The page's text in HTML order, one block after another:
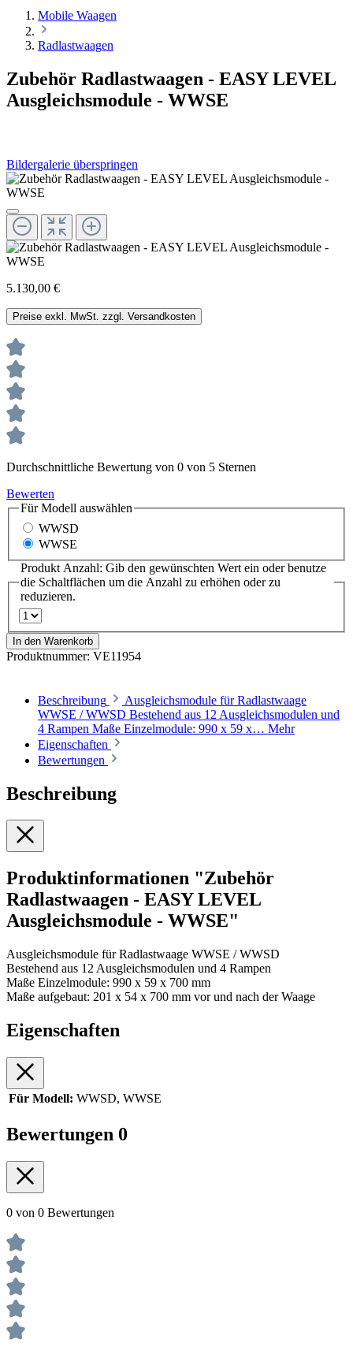
Mobile Waagen
Radlastwaagen
Zubehör Radlastwaagen - EASY LEVEL
Ausgleichsmodule - WWSE
Bildergalerie überspringen
5.130,00 €
Preise exkl. MwSt. zzgl. Versandkosten
Durchschnittliche Bewertung von 0 von 5 Sternen
Bewerten
Für Modell auswählen
WWSD
WWSE
Produkt Anzahl: Gib den gewünschten Wert ein oder benutze
die Schaltflächen um die Anzahl zu erhöhen oder zu
reduzieren.
In den Warenkorb
Produktnummer: VE11954
Beschreibung
Ausgleichsmodule für Radlastwaage
WWSE / WWSD Bestehend aus 12 Ausgleichsmodulen und
4 Rampen Maße Einzelmodule: 990 x 59 x… Mehr
Eigenschaften
Bewertungen
Beschreibung
Produktinformationen "Zubehör
Radlastwaagen - EASY LEVEL
Ausgleichsmodule - WWSE"
Ausgleichsmodule für Radlastwaage WWSE / WWSD
Bestehend aus 12 Ausgleichsmodulen und 4 Rampen
Maße Einzelmodule: 990 x 59 x 700 mm
Maße aufgebaut: 201 x 54 x 700 mm vor und nach der Waage
Eigenschaften
Für Modell: WWSD, WWSE
Bewertungen 0
0 von 0 Bewertungen